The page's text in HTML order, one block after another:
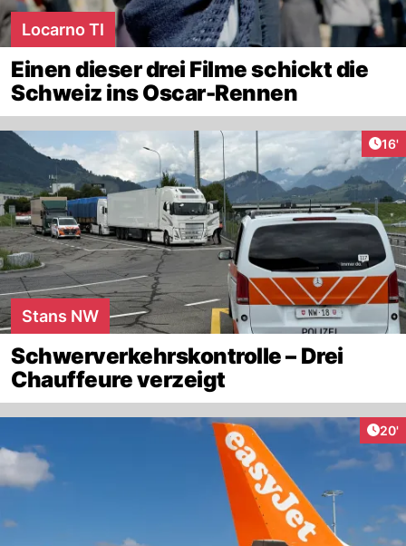
Locarno TI
Einen dieser drei Filme schickt die
Schweiz ins Oscar-Rennen
16'
Stans NW
Schwerverkehrskontrolle – Drei
Chauffeure verzeigt
20'